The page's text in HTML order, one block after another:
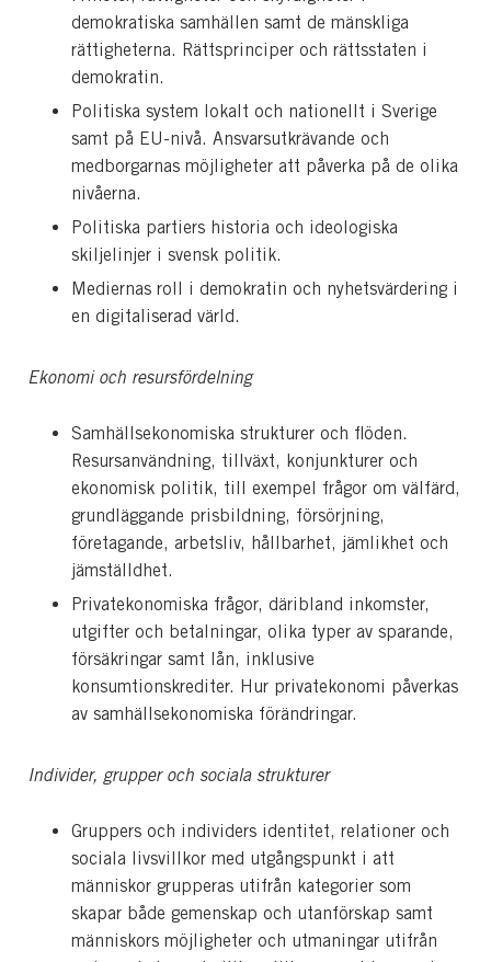
demokratiska samhällen samt de mänskliga
rättigheterna. Rättsprinciper och rättsstaten i
demokratin.
Politiska system lokalt och nationellt i Sverige
samt på EU-nivå. Ansvarsutkrävande och
medborgarnas möjligheter att påverka på de olika
nivåerna.
Politiska partiers historia och ideologiska
skiljelinjer i svensk politik.
Mediernas roll i demokratin och nyhetsvärdering i
en digitaliserad värld.
Ekonomi och resursfördelning
Samhällsekonomiska strukturer och flöden.
Resursanvändning, tillväxt, konjunkturer och
ekonomisk politik, till exempel frågor om välfärd,
grundläggande prisbildning, försörjning,
företagande, arbetsliv, hållbarhet, jämlikhet och
jämställdhet.
Privatekonomiska frågor, däribland inkomster,
utgifter och betalningar, olika typer av sparande,
försäkringar samt lån, inklusive
konsumtionskrediter. Hur privatekonomi påverkas
av samhällsekonomiska förändringar.
Individer, grupper och sociala strukturer
Gruppers och individers identitet, relationer och
sociala livsvillkor med utgångspunkt i att
människor grupperas utifrån kategorier som
skapar både gemenskap och utanförskap samt
människors möjligheter och utmaningar utifrån